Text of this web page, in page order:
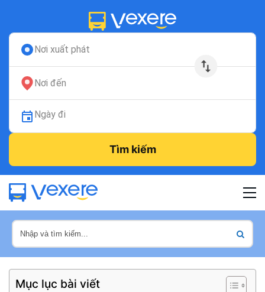
Nơi xuất phát
Nơi đến
Ngày đi
Tìm kiếm
Mục lục bài viết